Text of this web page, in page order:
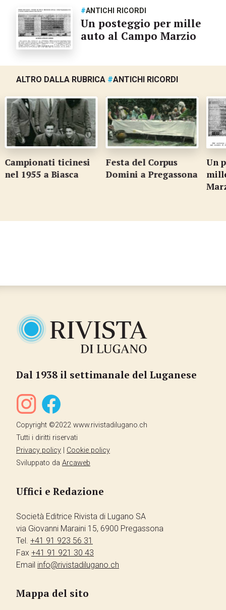
#ANTICHI RICORDI
Un posteggio per mille
auto al Campo Marzio
ALTRO DALLA RUBRICA #ANTICHI RICORDI
ticinesi
a Biasca
Festa del Corpus
Domini a Pregassona
Un
mille auto al
Dal 1938 il settimanale del Luganese
Copyright ©2022 www.rivistadilugano.ch
Tutti i diritti riservati
Privacy policy
Cookie policy
Sviluppato da Arcaweb
Uffici e Redazione
Società Editrice Rivista di Lugano SA
via Giovanni Maraini 15, 6900 Pregassona
Tel. +41 91 923 56 31
Fax +41 91 921 30 43
Email info@rivistadilugano.ch
Mappa del sito